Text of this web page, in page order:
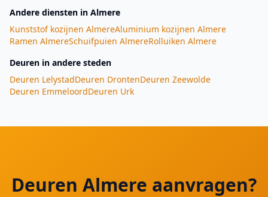
Andere diensten in Almere
Kunststof kozijnen AlmereAluminium kozijnen Almere
Ramen AlmereSchuifpuien AlmereRolluiken Almere
Deuren in andere steden
Deuren LelystadDeuren DrontenDeuren Zeewolde
Deuren EmmeloordDeuren Urk
Deuren Almere aanvragen?